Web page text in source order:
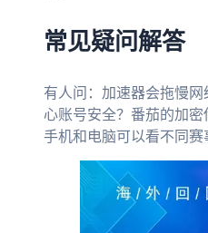
常见疑问解答
有人问：加速器会拖慢
心账号安全？番茄的加
手机和电脑可以看不同赛